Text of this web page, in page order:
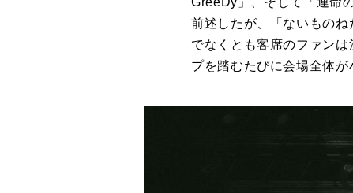
前述したが、「ないもの
でなくとも客席のファン
プを踏むたびに会場全体が